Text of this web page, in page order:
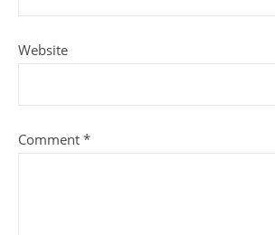
Website
Comment *